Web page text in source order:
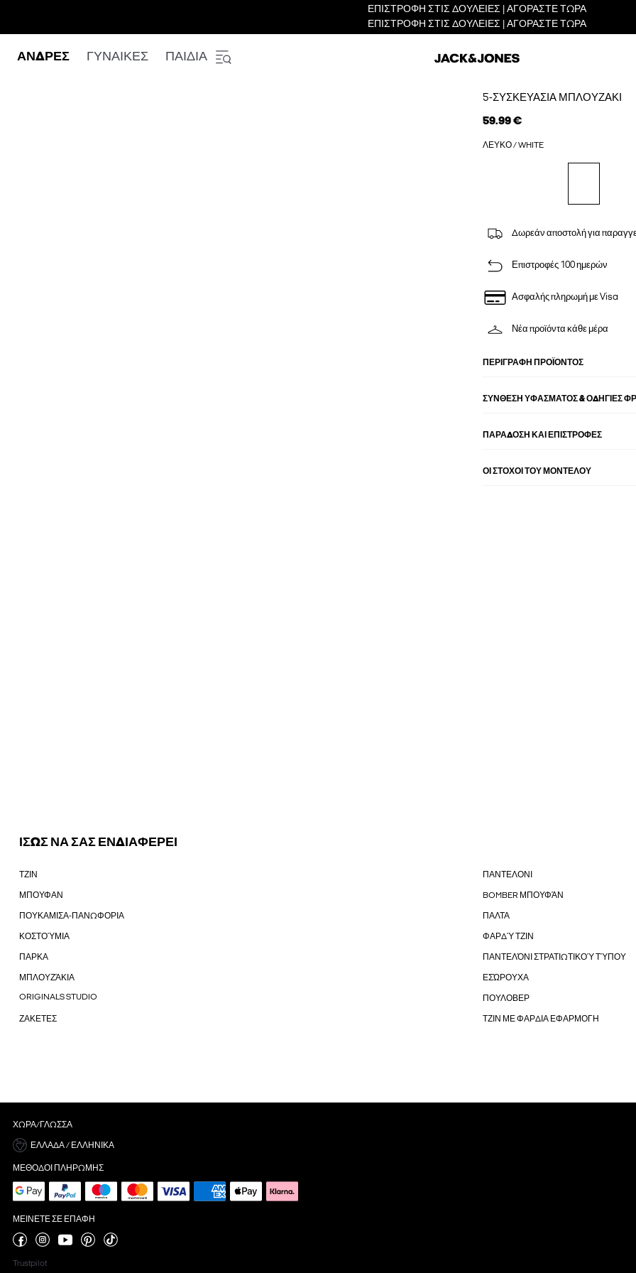
ΕΠΙΣΤΡΟΦΗ ΣΤΙΣ ΔΟΥΛΕΙΕΣ | ΑΓΟΡΑΣΤΕ ΤΩΡΑ
ΕΠΙΣΤΡΟΦΗ ΣΤΙΣ ΔΟΥΛΕΙΕΣ | ΑΓΟΡΑΣΤΕ ΤΩΡΑ
ΑΝΔΡΕΣ ΓΥΝΑΙΚΕΣ ΠΑΙΔΙΑ
5-ΣΥΣΚΕΥΑΣΊΑ ΜΠΛΟΥΖΆΚΙ
59.99 €
ΛΕΥΚΌ / WHITE
Δωρεάν αποστολή για
Επιστροφές 100 ημερών
Ασφαλής πληρωμή με Visa
Νέα προϊόντα κάθε μέρα
ΠΕΡΙΓΡΑΦΉ ΠΡΟΪΌΝΤΟΣ
ΣΎΝΘΕΣΗ ΥΦΆΣΜΑΤΟΣ & ΟΔΗΓΊΕΣ
ΠΑΡΑΔΟΣΗ ΚΑΙ ΕΠΙΣΤΡΟΦΕΣ
ΟΙ ΣΤΌΧΟΙ ΤΟΥ ΜΟΝΤΈΛΟΥ
ΙΣΩΣ ΝΑ ΣΑΣ ΕΝΔΙΑΦΕΡΕΙ
ΤΖΙΝ ΠΑΝΤΕΛΟΝΙ
ΜΠΟΥΦΑΝ BOMBER ΜΠΟΥΦΆΝ
ΠΟΥΚΑΜΙΣΑ-ΠΑΝΩΦΟΡΙΑ ΠΑΛΤΑ
ΚΟΣΤΟΎΜΙΑ ΦΑΡΔΎ ΤΖΙΝ
ΠΑΡΚΑ ΠΑΝΤΕΛΌΝΙ ΣΤΡΑΤΙΩΤΙΚΟΎ ΤΎΠΟΥ
ΜΠΛΟΥΖΆΚΙΑ ΕΣΏΡΟΥΧΑ
ORIGINALS STUDIO ΠΟΥΛΟΒΕΡ
ΖΑΚΕΤΕΣ ΤΖΙΝ ΜΕ ΦΑΡΔΙΑ ΕΦΑΡΜΟΓΗ
ΧΏΡΑ/ΓΛΏΣΣΑ
ΕΛΛΆΔΑ / ΕΛΛΗΝΙΚΆ
ΜΈΘΟΔΟΙ ΠΛΗΡΩΜΉΣ
ΜΕΊΝΕΤΕ ΣΕ ΕΠΑΦΉ
Trustpilot